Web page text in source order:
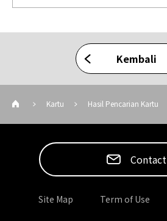
Kembali
Kartu Hasil Pencarian Kartu
Contact
Site Map Term of Use